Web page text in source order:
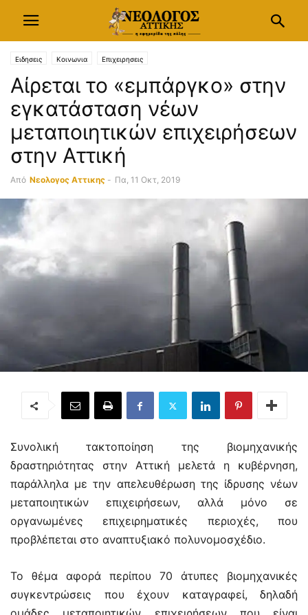
Ειδησεις Κοινωνια Επιχειρησεις
Aίρεται το «εμπάργκο» στην
εγκατάσταση νέων
μεταποιητικών επιχειρήσεων
στην Αττική
Από Νεολογος Αττικης - Πα, 11 Οκτ, 2019
Συνολική τακτοποίηση της βιομηχανικής
δραστηριότητας στην Αττική μελετά η κυβέρνηση,
παράλληλα με την απελευθέρωση της ίδρυσης νέων
μεταποιητικών επιχειρήσεων, αλλά μόνο σε
οργανωμένες επιχειρηματικές περιοχές, που
προβλέπεται στο αναπτυξιακό πολυνομοσχέδιο.
Το θέμα αφορά περίπου 70 άτυπες βιομηχανικές
συγκεντρώσεις που έχουν καταγραφεί, δηλαδή